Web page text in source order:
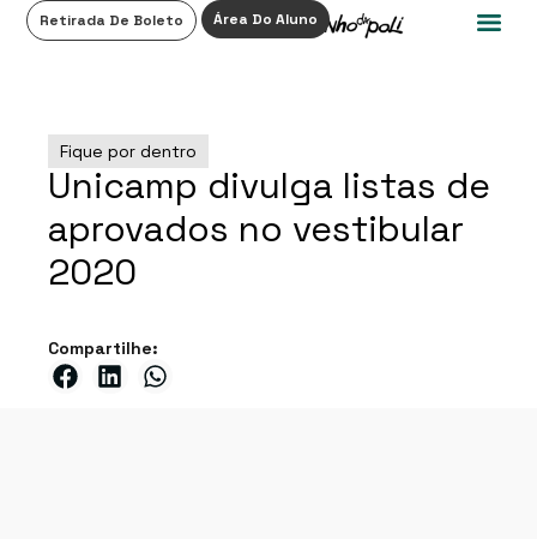
Retirada De Boleto Área Do Aluno
Fique por dentro
Unicamp divulga listas de
aprovados no vestibular
2020
Compartilhe: